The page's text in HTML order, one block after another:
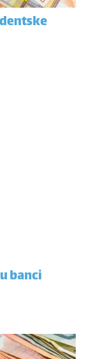
banci